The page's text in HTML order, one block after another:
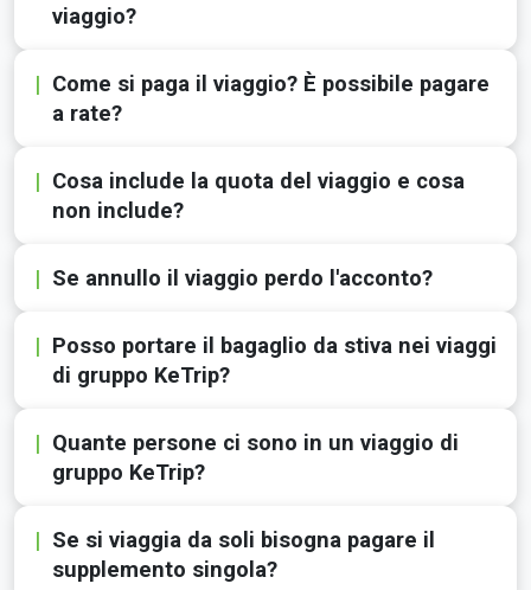
viaggio?
Come si paga il viaggio? È possibile pagare
a rate?
Cosa include la quota del viaggio e cosa
non include?
Se annullo il viaggio perdo l'acconto?
Posso portare il bagaglio da stiva nei viaggi
di gruppo KeTrip?
Quante persone ci sono in un viaggio di
gruppo KeTrip?
Se si viaggia da soli bisogna pagare il
supplemento singola?